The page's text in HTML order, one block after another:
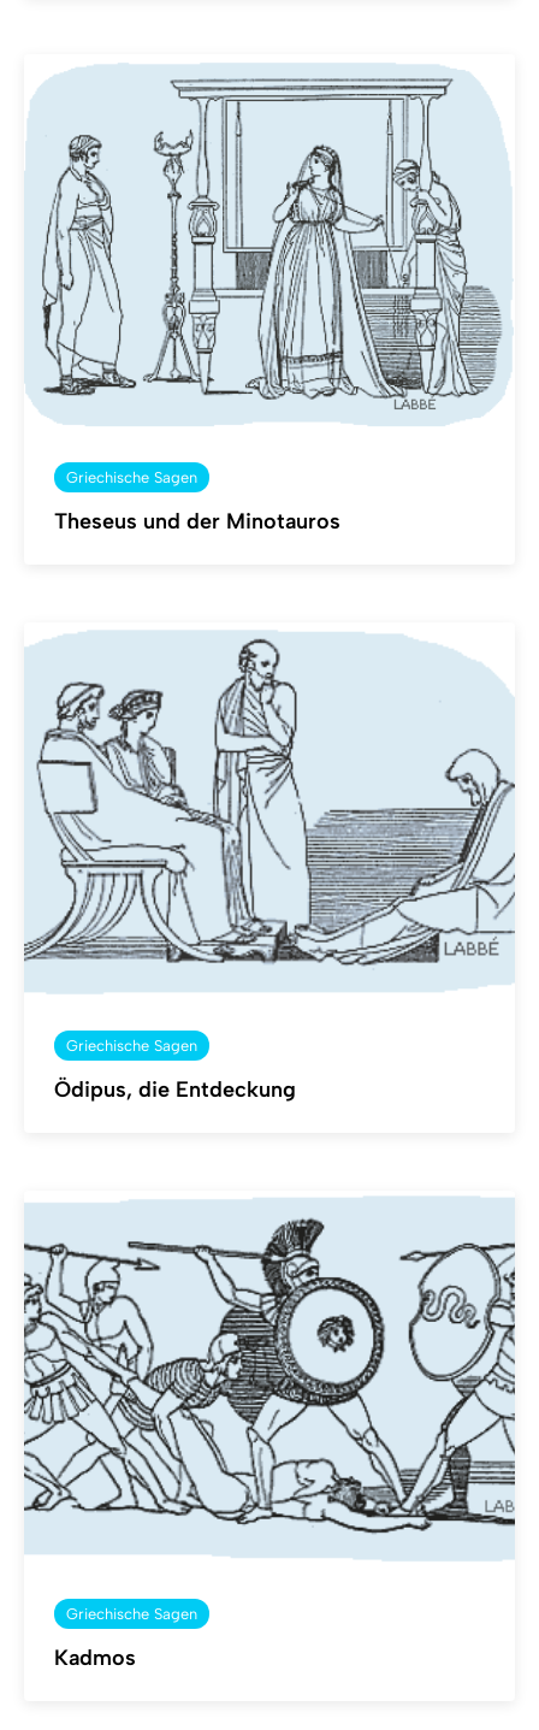
Griechische Sagen
Theseus und der Minotauros
Griechische Sagen
Ödipus, die Entdeckung
Griechische Sagen
Kadmos